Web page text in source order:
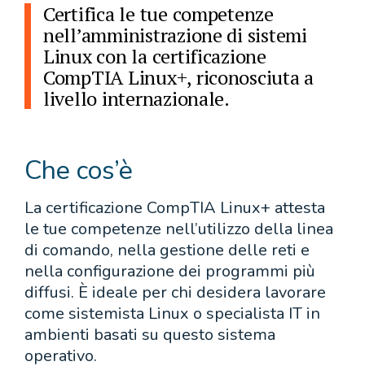
Certifica le tue competenze
nell’amministrazione di sistemi
Linux con la certificazione
CompTIA Linux+, riconosciuta a
livello internazionale.
Che cos’è
La certificazione CompTIA Linux+ attesta
le tue competenze nell’utilizzo della linea
di comando, nella gestione delle reti e
nella configurazione dei programmi più
diffusi. È ideale per chi desidera lavorare
come sistemista Linux o specialista IT in
ambienti basati su questo sistema
operativo.